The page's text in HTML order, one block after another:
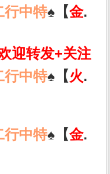
行中特♠️【金.
迎转发+关注
行中特♠️【火.
行中特♠️【金.